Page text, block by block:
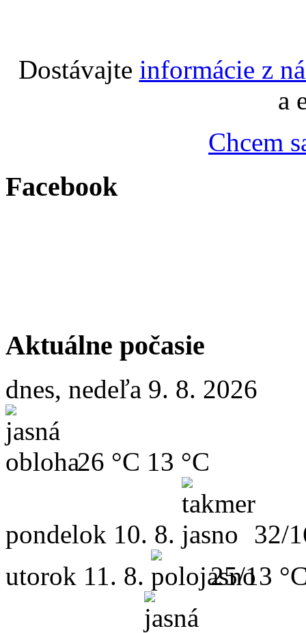
Dostávajte informácie z
a
Chcem
Facebook
Aktuálne počasie
dnes, nedeľa 9. 8. 2026
26 °C 13 °C
pondelok 10. 8.
32/
utorok 11. 8. 25/13